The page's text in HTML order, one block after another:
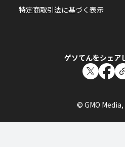
特定商取引法に基づく表示
ゲソてんをシェア
© GMO Media,